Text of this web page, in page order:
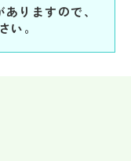
りますので、
い。